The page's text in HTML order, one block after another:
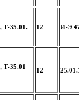
Т-35.01. 12 И-Э
Т-35.01
12